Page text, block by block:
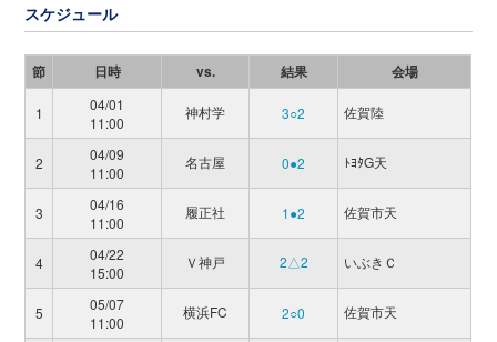
スケジュール
節 日時 vs. 結果 会場
1
04/01
11:00
神村学 3○2 佐賀陸
2
04/09
11:00
名古屋 0●2 ﾄﾖﾀG天
3
04/16
11:00
履正社 1●2 佐賀市天
4
04/22
15:00
Ｖ神戸 2△2 いぶきＣ
5
05/07
11:00
横浜FC 2○0 佐賀市天